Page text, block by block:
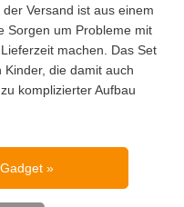
Versand ist aus einem
Sorgen um Probleme mit
machen. Das Set
die damit auch
komplizierter Aufbau